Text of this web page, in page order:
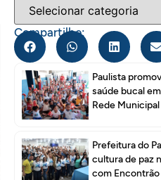
Compartilhe:
Paulista
saúde bucal
Rede Municipal
Prefeitura do
cultura de paz
com Encontrão